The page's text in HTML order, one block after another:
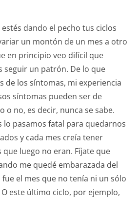
dando el pecho tus ciclos
un montón de un mes a otro
en principio veo difícil que
seguir un patrón. De lo que
de los síntomas, mi experiencia
síntomas pueden ser de
o no, es decir, nunca se sabe.
lo pasamos fatal para quedarnos
y cada mes creía tener
que luego no eran. Fíjate que
me quedé embarazada del
fue el mes que no tenía ni un sólo
este último ciclo, por ejemplo,